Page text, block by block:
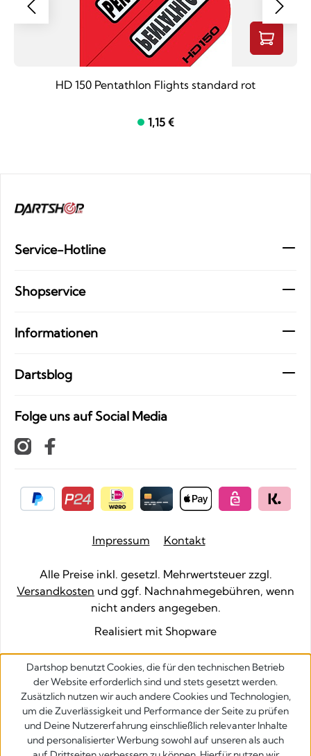
HD 150 Pentathlon Flights standard rot
1,15 €
Service-Hotline
Shopservice
Informationen
Dartsblog
Folge uns auf Social Media
Impressum Kontakt
Alle Preise inkl. gesetzl. Mehrwertsteuer zzgl.
Versandkosten und ggf. Nachnahmegebühren, wenn
nicht anders angegeben.
Realisiert mit Shopware
Dartshop benutzt Cookies, die für den technischen Betrieb
der Website erforderlich sind und stets gesetzt werden.
Zusätzlich nutzen wir auch andere Cookies und Technologien,
um die Zuverlässigkeit und Performance der Seite zu prüfen
und Deine Nutzererfahrung einschließlich relevanter Inhalte
und personalisierter Werbung sowohl auf unseren als auch